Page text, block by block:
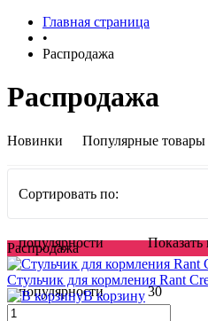
Главная страница
•
Распродажа
Распродажа
Новинки Популярные товары
Сортировать по:
популярности
популярности
Показать
30
Распродажа
Стульчик для кормления Rant
В корзину